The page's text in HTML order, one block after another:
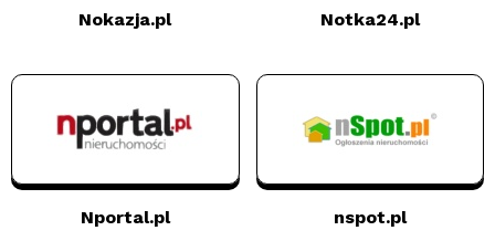
Nokazja.pl Notka24.pl
Nportal.pl nspot.pl